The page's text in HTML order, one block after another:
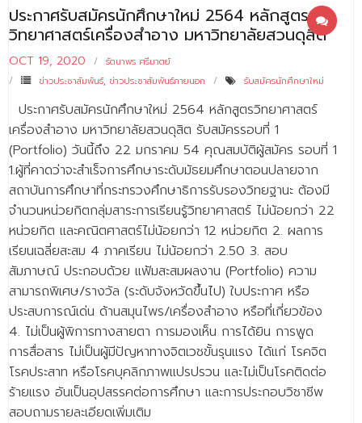
- - วิทยาการคอมพิวเตอร์
- - วิทยาศาสตร์เครื่องสำอาง
- - อนามัยสิ่งแวดล้อมและสาธารณภัย
- - วิทยาศาสตร์การแพทย์
- - ความมั่นคงปลอดภัยไซเบอร์
- - อุตสาหกรรมชีวภาพเพื่อธุรกิจ
- ศึกษาศาสตรบัณฑิต
- - วิทยาศาสตร์ทั่วไป
- เทคโนโลยีบัณฑิต
- - เทคโนโลยีสารสนเทศ
ศูนย์บริการ
- ศูนย์เครื่องมือปฏิบัติการวิทยาศาสตร์
ประกาศรับสมัครนักศึกษาใหม่ 2564 หลักสูตร
วิทยาศาสตร์เครื่องสำอาง มหาวิทยาลัยสวนดุสิต
OCT 19, 2020
รัตนาพร ศรีมาตย์
ข่าวประชาสัมพันธ์, ข่าวประชาสัมพันธ์ภายนอก รับสมัครนักศึกษาใหม่
ประกาศรับสมัครนักศึกษาใหม่ 2564 หลักสูตรวิทยาศาสตร์
เครื่องสำอาง มหาวิทยาลัยสวนดุสิต รับสมัครรอบที่ 1
(Portfolio) วันนี้ถึง 22 มกราคม 54 คุณสมบัติผู้สมัคร รอบที่ 1
1.ผู้ที่คาดว่าจะสำเร็จการศึกษาระดับมัธยมศึกษาตอนปลายจาก
สถาบันการศึกษาที่กระทรวงศึกษาธิการรับรองวิทยฐานะ ต้องมี
จำนวนหน่วยกิตกลุ่มสาระการเรียนรู้วิทยาศาสตร์ ไม่น้อยกว่า 22
หน่วยกิต และคณิตศาสตร์ไม่น้อยกว่า 12 หน่วยกิต 2. ผลการ
เรียนเฉลี่ยสะสม 4 ภาคเรียน ไม่น้อยกว่า 2.50 3. สอบ
สัมภาษณ์ ประกอบด้วย แฟ้มสะสมผลงาน (Portfolio) ความ
สามารถพิเศษ/รางวัล (ระดับจังหวัดขึ้นไป) ใบประกาศ หรือ
ประสบการณ์เด่น ด้านสมุนไพร/เครื่องสำอาง หรือที่เกี่ยวข้อง
4. ไม่เป็นผู้พิการทางสายตา การมองเห็น การได้ยิน การพูด
การสื่อสาร ไม่เป็นผู้มีปัญหาทางจิตเวชขั้นรุนแรง ได้แก่ โรคจิต
โรคประสาท หรือโรคบุคลิกภาพแปรปรวน และไม่เป็นโรคติดต่อ
ร้ายแรง อันเป็นอุปสรรคต่อการศึกษา และการประกอบวิชาชีพ
สอบถามรายละเอียดเพิ่มเติม